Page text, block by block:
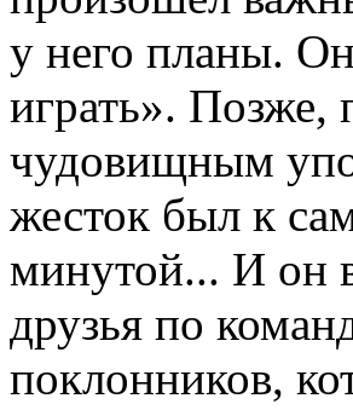
у него планы.
играть». Позже,
чудовищным
жесток был к
минутой... И он
друзья по
поклонников,